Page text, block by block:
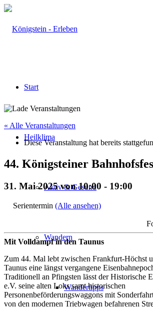
Start
Heilklima
Aktiv & Gesund
Wandern
Wandertipps
« Alle Veranstaltungen
Diese Veranstaltung hat bereits
44. Königsteiner
31. Mai 2025 von 10:00 - 19:00
Serientermin (Alle ansehen)
Mit Volldampf in den Taunus
Zum 44. Mal lebt zwischen Frankfurt-Höchst
Taunus eine längst vergangene
Traditionell an Pfingsten lässt der Historische
e.V. seine alten Loks samt historischen
Personenbeförderungswaggons mit
von den modernen Triebwagen befahrenen